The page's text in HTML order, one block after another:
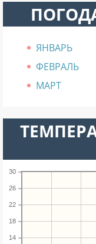
ЯНВАРЬ
ФЕВРАЛЬ
МАРТ
14
18
22
26
30